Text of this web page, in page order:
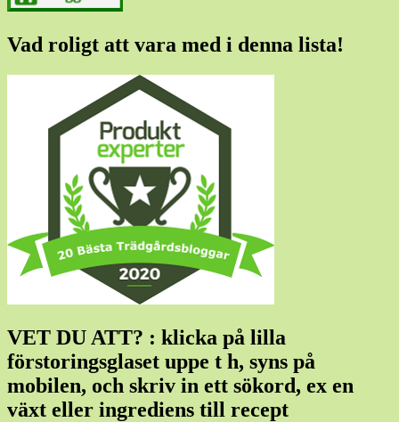
Vad roligt att vara med i denna lista!
VET DU ATT? : klicka på lilla
förstoringsglaset uppe t h, syns på
mobilen, och skriv in ett sökord, ex en
växt eller ingrediens till recept